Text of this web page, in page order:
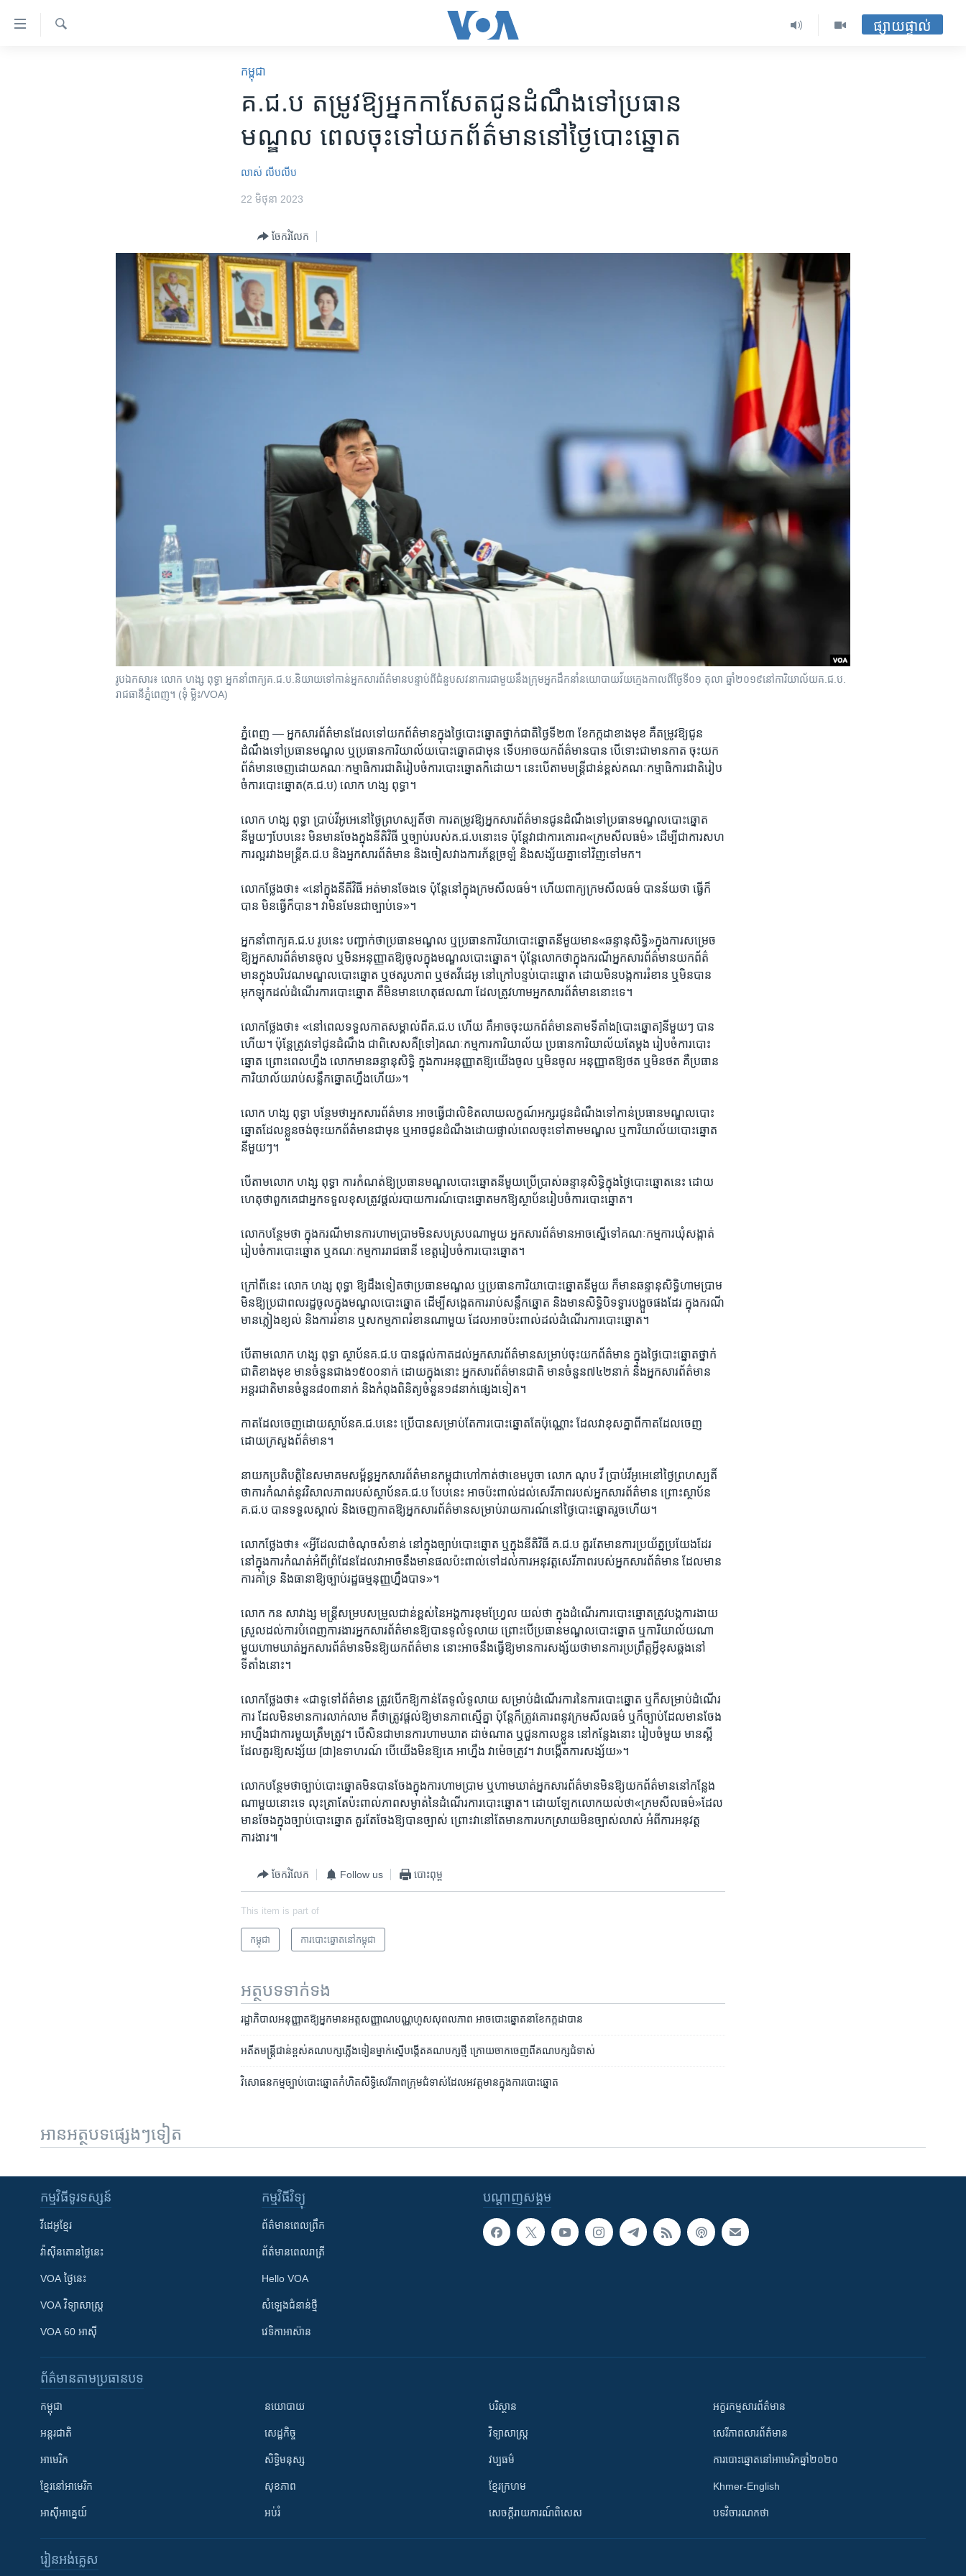
ទៅ​
ផ្សាយផ្ទាល់
កម្ពុជា
គ.ជ.ប តម្រូវ​ឱ្យ​​អ្នក​កាសែត​​ជូន​ដំណឹង​​ទៅ​ប្រធាន​
មណ្ឌល ពេល​ចុះ​ទៅ​យក​ព័ត៌មាន​នៅ​ថ្ងៃ​បោះ​ឆ្នោត
លាស់ លីបលីប
22 មិថុនា 2023
ចែករំលែក
រូបឯកសារ៖ លោក ហង្ស ពុទ្ធា​ អ្នកនាំពាក្យ​គ.ជ.ប.​និយាយ​ទៅកាន់​អ្នក​សារព័ត៌មាន​បន្ទាប់ពី​ជំនួប​សវនាការ​ជាមួយ​នឹង​ក្រុម​អ្នក​ដឹកនាំ​នយោបាយ​វ័យ​ក្មេង​កាលពី​ថ្ងៃទី​០១ តុលា ឆ្នាំ​២០១៩​នៅ​ការិយាល័យ​គ.ជ.ប.
រាជធានីភ្នំពេញ។ (ទុំ ម្លិះ/VOA)
ភ្នំពេញ —អ្នក​សារ​ព័ត៌​មានដែល​ទៅយក​ព័ត៌​មានក្នុង​ថ្ងៃបោះ​ឆ្នោតថ្នាក់​ជាតិ​ថ្ងៃទី​២៣​ ខែ​កក្កដា​ខាង​មុខ គឺ​តម្រូវ​ឱ្យ​ជូន​
ដំណឹង​ទៅ​ប្រធាន​មណ្ឌល ​ឬ​ប្រធាន​ការិយា​ល័យ​បោះ​ឆ្នោត​ជា​មុន ទើប​អាច​យក​ព័ត៌​មាន​បាន បើ​ទោះជា​មាន​កាត​ ចុះ​យក​
ព័ត៌​មាន​ចេញ​ដោយ​គណៈ​កម្មាធិការ​ជាតិ​រៀប​ចំការ​បោះ​ឆ្នោត​ក៏​ដោយ​។ នេះ​បើ​តាម​មន្ត្រី​ជាន់​ខ្ពស់​គណៈ​កម្មាធិការ​ជាតិ​រៀប​
ចំការ​បោះ​ឆ្នោត(គ.ជ.ប) លោក ហង្ស ពុទ្ធា​។
លោក ហង្ស ពុទ្ធា ប្រាប់​វីអូអេ​នៅ​ថ្ងៃ​ព្រហ​ស្បតិ៍​ថា​ ការ​តម្រូវឱ្យ​អ្នក​សារ​ព័ត៌​មាន​ជូន​ដំណឹងទៅ​ប្រធា​ន​មណ្ឌល​បោះ​ឆ្នោត​
នីមួយ​ៗ​បែប​នេះ មិន​មាន​ចែង​ក្នុង​នីតិ​វិធី ​ឬ​ច្បាប់​របស់​គ.ជ.បនោះ​ទេ ប៉ុន្តែ​វា​ជា​ការ​គោរព«​ក្រម​សីល​ធម៌» ដើម្បីជា​ការ​សហ​
ការល្អរវាង​មន្ត្រី​គ.ជ.ប និង​អ្នក​សារ​ព័ត៌​មាន ​និង​ចៀស​វាង​ការ​ភ័ន្ត​ច្រឡំ ​និង​សង្ស័យ​គ្នា​ទៅ​វិញ​ទៅ​មក។
លោក​ថ្លែង​ថា​៖ ​«នៅ​ក្នុង​នីតី​វិធី ​អត់​មាន​ចែង​ទេ ប៉ុន្តែ​នៅ​ក្នុង​ក្រម​សីល​ធម៌​។ ​ហើយ​ពាក្យ​ក្រមសីល​ធម៌​ បាន​ន័យ​ថា ​ធ្វើ​ក៏​
បាន មិន​ធ្វើ​ក៏​បាន​។ វា​មិន​មែន​ជា​ច្បាប់​ទេ»។
អ្នកនាំ​ពាក្យ​គ.ជ.ប រូប​នេះ បញ្ជាក់​ថា​ប្រធាន​មណ្ឌល ​ឬ​ប្រធាន​ការិយា​បោះ​ឆ្នោត​នីមួយមាន​«ឆន្ទានុ​សិទ្ធិ»​ក្នុង​ការសម្រេច​
ឱ្យអ្នក​សារ​ព័ត៌​មាន​ចូល ​ឬ​មិន​អនុញ្ញាត​ឱ្យ​ចូលក្នុង​មណ្ឌល​បោះ​ឆ្នោត​។ ប៉ុន្តែ​លោក​ថា​ក្នុង​ករណី​អ្នក​សារ​ព័ត៌​មាន​យក​ព័ត៌​
មាន​ក្នុង​បរិវេណ​មណ្ឌល​បោះ​ឆ្នោត​ ឬថត​រូប​ភាព​ ឬថតវីដេអូ​ នៅក្រៅ​បន្ទប់​បោះ​ឆ្នោត ​ដោយ​មិន​បង្ក​ការ​រំខាន ឬ​មិន​បាន​
អុក​ឡុក​ដល់​ដំណើរ​ការ​បោះ​ឆ្នោត គឺ​មិន​មាន​ហេតុ​ផល​ណា ​ដែល​ត្រូវ​ហាម​អ្នក​សារ​ព័ត៌​មាន​នោះ​ទេ។
​លោក​ថ្លែង​ថា​៖ ​«នៅ​ពេល​ទទួល​កាត​សម្គាល់ពី​គ.ជ.ប ​ហើយ ​គឺអាច​ចុះ​យក​ព័ត៌​មាន​តាម​ទីតាំង​[បោះ​ឆ្នោត​]​នីមួយ​ៗ ​បាន​
ហើយ។ ប៉ុន្តែ​ត្រូវ​ទៅ​ជូន​ដំណឹង ​ជា​ពិសេសគឺ​[​ទៅ​]​គណៈ​កម្មការ​ការិយា​ល័យ ប្រធាន​ការិយា​ល័យ​តែ​ម្តង រៀប​ចំការ​បោះ​
ឆ្នោត ​ព្រោះ​ពេល​ហ្នឹង លោក​មាន​ឆន្ទានុ​សិទ្ធិ ក្នុង​ការ​អនុញ្ញាត​ឱ្យ​យើង​ចូល​ ឬ​មិន​ចូល អនុញ្ញាត​ឱ្យ​ថត ឬ​មិន​ថត​ គឺ​ប្រធាន​
ការិ​យាល័យ​រាប់​សន្លឹក​ឆ្នោត​ហ្នឹង​ហើយ»។
​លោក ហង្ស ពុទ្ធា បន្ថែមថាអ្នក​សារ​ព័ត៌​មាន ​អាច​ធ្វើជា​លិខិត​លាយ​លក្ខណ៍​អក្សរ​ជូន​ដំណឹង​ទៅ​កាន់​ប្រធាន​មណ្ឌល​បោះ​
ឆ្នោត​ដែល​ខ្លួន​ចង់​ចុះ​យក​ព័ត៌​មាន​ជា​មុន ឬ​អាចជូន​ដំណឹង​ដោយ​ផ្ទាល់​ពេល​ចុះទៅ​តាម​មណ្ឌល ឬ​ការិយា​ល័យបោះ​ឆ្នោត​
នីមួយ​ៗ។
បើ​តាម​លោក ហង្ស ពុទ្ធា ​ការ​កំណត់ឱ្យ​ប្រធាន​មណ្ឌល​បោះឆ្នោត​នីមួយ​ប្រើ​ប្រាស់​ឆន្ទានុ​សិទ្ធិ​ក្នុង​ថ្ងៃ​បោះ​ឆ្នោតនេះ ដោយ​
ហេតុ​ថា​ពួក​គេ​ជា​អ្នក​ទទួល​ខុស​ត្រូវ​ផ្តល់​របាយ​ការណ៍​បោះ​ឆ្នោត​មក​ឱ្យ​ស្ថាប័ន​រៀប​ចំ​ការ​បោះ​ឆ្នោត។
​លោក​បន្ថែម​ថា​ ក្នុង​ករណី​មាន​ការ​ហាម​ប្រាម​មិន​សប​ស្រប​ណា​មួយ​ អ្នក​សារ​ព័ត៌​មាន​អាចស្នើ​ទៅ​គណៈ​កម្ម​ការ​ឃុំ​សង្កាត់​ ​
រៀប​ចំ​ការ​បោះ​ឆ្នោត ឬ​គណៈ​កម្មការ​រាជ​ធានី ​ខេត្ត​រៀប​ចំការ​បោះ​ឆ្នោត។
ក្រៅ​ពី​នេះ លោក ហង្ស ពុទ្ធា ឱ្យ​ដឹង​ទៀត​ថាប្រធាន​មណ្ឌល ​ឬ​ប្រធាន​ការិយា​បោះ​ឆ្នោត​នីមួយ​ ក៏មាន​ឆន្ទានុ​សិទ្ធិហាម​ប្រាម​
មិន​ឱ្យ​ប្រជាពល​រដ្ឋចូលក្នុង​មណ្ឌល​បោះ​ឆ្នោត​ ដើម្បី​សង្កេត​ការ​រាប់​សន្លឹក​ឆ្នោត និង​មាន​សិទ្ធិ​បិទ​ទ្វារ​បង្អួច​ផង​ដែរ ក្នុង​ករណី​
មាន​ភ្លៀង​ខ្យល់​ និង​ការ​រំខាន ​ឬសកម្ម​ភាពរំខានណា​មួយ​ ​ដែលអាចប៉ះ​ពាល់​ដល់​ដំណើរ​ការ​បោះ​ឆ្នោត​។
​បើ​តាម​លោក ហង្ស ពុទ្ធា ស្ថាប័ន​គ.ជ.ប ​បាន​ផ្តល់​កាត​ដល់អ្នក​សារ​ព័ត៌​មាន​សម្រាប់ចុះ​យក​ព័ត៌​មាន ​ក្នុង​ថ្ងៃ​បោះ​ឆ្នោត​ថ្នាក់​
ជាតិ​ខាង​មុខ មាន​ចំនួន​ជាង​១​៥០០​នាក់ ដោយ​ក្នុង​នោះ អ្នក​សារ​ព័ត៌​មាន​ជាតិ​ ​មាន​ចំនួន​៧៤២​នាក់ និង​អ្នក​សារ​ព័ត៌​មាន​
អន្តរ​ជាតិ​មាន​ចំនួន​៨០៣​នាក់​ និង​កំពុង​ពិនិត្យ​ចំនួន​១៨​នាក់​ផ្សេង​ទៀត​។
​កាតដែល​ចេញ​ដោយស្ថាប័នគ.ជ.ប​នេះ ​ប្រើ​បាន​សម្រាប់តែ​ការបោះ​ឆ្នោត​តែ​ប៉ុណ្ណោះ​ ​ដែល​វា​ខុស​គ្នា​ពី​កាត​ដែល​ចេញ​
ដោយ​ក្រសួង​ព័ត៌​មាន។
នាយក​ប្រតិបត្តិ​នៃ​សមាគម​សម្ព័ន្ធ​អ្នក​សារព័ត៌​មាន​កម្ពុជា​ហៅ​កាត់​ថា​ខេមបូចា លោក ណុប វី ប្រាប់​វីអូអេ​នៅ​ថ្ងៃ​ព្រហស្បតិ៍​
ថា​ការ​កំណត់​នូវវិសាល​ភាព​របស់ស្ថាប័ន​គ.ជ.ប បែប​នេះ​ អាចប៉ះ​ពាល់​ដល់សេរី​ភាព​របស់​អ្នក​សារ​ព័ត៌​មាន ​ព្រោះស្ថាប័ន​
គ.ជ.ប ​បាន​ទទួល​ស្គាល់ និង​ចេញ​កាត​ឱ្យអ្នក​សារ​ព័ត៌​មាន​សម្រាប់​រាយការណ៍​នៅ​ថ្ងៃ​បោះ​ឆ្នោត​រួច​ហើយ។
លោក​ថ្លែង​ថា​៖ «អ្វី​ដែល​ជា​ចំណុច​សំខាន់​ នៅ​ក្នុង​ច្បាប់​បោះ​ឆ្នោត​ ឬក្នុង​នីតិ​វិធី​ គ.ជ.ប គួរ​តែ​មាន​ការ​ប្រយ័ត្ន​ប្រយែង​ដែរ​
នៅ​ក្នុង​ការ​កំណត់​អំពី​ព្រំដែន​ដែល​វា​អាច​នឹង​មាន​ផល​ប៉ះ​ពាល់​ទៅ​ដល់​ការ​អនុវត្ត​សេរី​ភាព​របស់​អ្នក​សារ​ព័ត៌មាន​ ដែល​មាន​
ការគាំទ្រ និង​ធានា​ឱ្យ​ច្បាប់​រដ្ឋ​ធម្មនុញ្ញ​ហ្នឹង​បាទ​»។
​លោក​ កន សាវាង្ស ម​ន្ត្រី​សម្រប​សម្រួល​ជាន់​ខ្ពស់​នៃ​អង្គការ​ខុម​ហ្វ្រែល យល់ថា ក្នុង​ដំណើរ​ការ​បោះឆ្នោតត្រូវ​បង្ក​ការ​ងាយ​
ស្រួល​ដល់ការ​បំពេញ​ការងារ​អ្នក​សារ​ព័ត៌​មាន​ឱ្យ​បាន​ទូលំ​ទូលាយ ព្រោះបើ​ប្រធានមណ្ឌល​បោះ​ឆ្នោត ឬ​ការិ​យា​ល័យ​ណា​
មួយ​ហាម​ឃាត់​អ្នក​សារ​ព័ត៌​មាន​មិន​ឱ្យ​យក​ព័ត៌​មាន ​នោះអាច​នឹង​ធ្វើ​ឱ្យ​មាន​ការសង្ស័យ​ថាមាន​ការ​ប្រព្រឹត្ត​អ្វីខុស​ឆ្គង​នៅ​
ទីតាំង​នោះ។
​លោក​ថ្លែង​ថា៖ «​ជា​ទូទៅ​ព័ត៌​មាន​ ត្រូវ​បើក​ឱ្យ​កាន់​តែ​ទូលំ​ទូលាយ​ ​សម្រាប់​ដំណើរ​ការ​នៃ​ការ​បោះ​ឆ្នោត​ ឬ​ក៏​សម្រាប់​ដំណើរ​
ការ​ ដែល​មិន​មាន​ការ​លាក់​លាម ​គឺ​ថា​ត្រូវ​ផ្តល់​ឱ្យ​មាន​ភាព​ស្មើ​គ្នា​ ​ប៉ុន្តែ​ក៏​ត្រូវ​គោរព​នូវ​ក្រម​សីល​ធម៌​ ឬ​ក៏​ច្បាប់​ដែល​មាន​ចែង
អាហ្នឹង​ជា​ការ​មួ​យ​ត្រឹម​ត្រូវ។ បើ​សិន​ជា​មាន​ការ​ហាម​ឃាត​ ដាច់​ណាត ឬ​ជួន​កាល​ខ្លួន នៅ​កន្លែង​នោះ ​រៀប​ចំមួយ​ មានស្អី​
ដែល​គួរឱ្យ​សង្ស័យ​ [ជា]​ឧទាហរណ៍ បើ​យើង​មិន​ឱ្យ​គេ​ អាហ្នឹង វា​ម៉េច​ត្រូវ។ វា​បង្កើត​ការ​សង្ស័យ​»។
លោក​បន្ថែម​ថា​ច្បាប់បោះ​ឆ្នោត​មិនបាន​ចែងក្នុង​ការ​ហាម​ប្រាម ​ឬ​ហាម​ឃាត់​អ្នក​សារ​ព័ត៌​មាន​មិន​ឱ្យ​យក​ព័ត៌​មាន​នៅ​កន្លែង​
ណា​មួយ​នោះ​ទេ លុះ​ត្រា​តែ​ប៉ះ​ពាល់​ភាព​សម្ងាត់​នៃ​ដំណើរ​ការ​បោះ​ឆ្នោត។ ដោយឡែក​លោក​យល់​ថា«ក្រម​សីល​ធម៌»ដែល​
មាន​ចែង​ក្នុង​ច្បាប់​បោះ​ឆ្នោត គួរ​តែ​ចែង​ឱ្យ​បាន​ច្បាស់​ ព្រោះ​វា​នៅ​តែ​មា​ន​ការ​បក​ស្រាយ​មិនច្បាស់​លាស់ អំពី​ការ​អនុវត្ត
ការងារ៕
ចែករំលែក Follow us បោះពុម្ព
This item is part of
កម្ពុជា ​ការ​បោះឆ្នោត​​នៅ​កម្ពុជា
អត្ថបទ​ទាក់ទង
រដ្ឋាភិបាល​អនុញ្ញាត​​ឱ្យ​អ្នក​មាន​អត្ត​សញ្ញាណ​បណ្ណ​ហួស​សុពលភាព អាច​បោះ​ឆ្នោត​នា​ខែកក្កដា​បាន
អតីត​មន្ត្រី​ជាន់​ខ្ពស់​គណបក្ស​ភ្លើង​ទៀន​ម្នាក់​ស្នើ​បង្កើត​គណបក្ស​ថ្មី ក្រោយ​ចាក​ចេញ​ពី​គណបក្ស​ជំទាស់
វិសោធនកម្ម​ច្បាប់​បោះ​ឆ្នោត​កំហិតសិទ្ធិ​​សេរីភាព​ក្រុម​ជំទាស់​ដែល​អវត្ត​មាន​ក្នុង​ការ​បោះ​ឆ្នោត​
អានអត្ថបទផ្សេងៗទៀត
បណ្តាញ​សង្គម
កម្មវិធី​ទូរទស្សន៍
វីដេអូ​ខ្មែរ
វ៉ាស៊ីនតោន​ថ្ងៃ​នេះ
VOA ថ្ងៃនេះ
VOA ​វិទ្យាសាស្ត្រ
VOA 60 អាស៊ី
កម្មវិធី​វិទ្យុ
ព័ត៌មាន​ពេល​ព្រឹក
ព័ត៌មាន​​ពេល​រាត្រី
Hello VOA
សំឡេង​ជំនាន់​ថ្មី
វេទិកា​អាស៊ាន
ព័ត៌មាន​តាមប្រធានបទ​
កម្ពុជា
អន្តរជាតិ
អាមេរិក
ខ្មែរ​នៅអាមេរិក
អាស៊ីអាគ្នេយ៍
នយោបាយ
សេដ្ឋកិច្ច
សិទ្ធិមនុស្ស
សុខភាព
អប់រំ
បរិស្ថាន
វិទ្យាសាស្រ្ត
វប្បធម៌
ខ្មែរក្រហម
សេចក្តីរាយការណ៍ពិសេស
អក្ខរកម្មសារព័ត៌មាន
សេរីភាពសារព័ត៌មាន
ការបោះឆ្នោតនៅអាមេរិកឆ្នាំ២០២០
Khmer-English
បទវិចារណកថា
រៀន​​អង់គ្លេស